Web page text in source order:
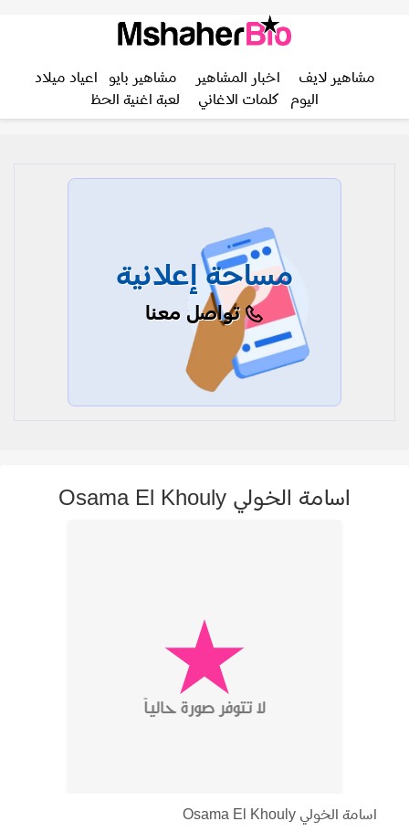
مشاهير لايف اخبار المشاهير مشاهير بايو
اعياد ميلاد
اليوم
كلمات الاغاني لعبة اغنية الحظ
مساحة إعلانية
تواصل معنا
اسامة الخولي Osama El Khouly
اسامة الخولي Osama El Khouly